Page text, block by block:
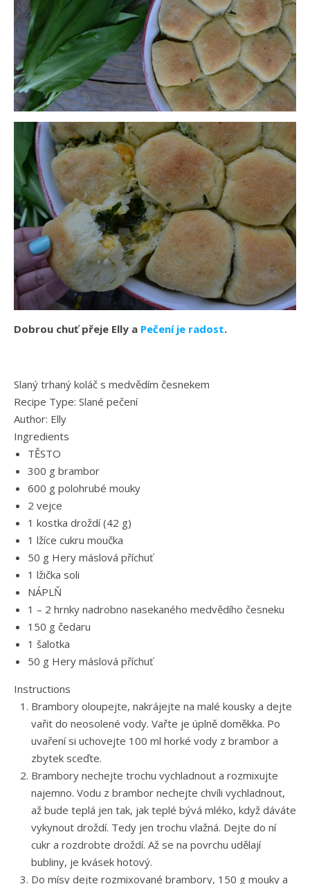
Dobrou chuť přeje Elly a Pečení je radost.
Slaný trhaný koláč s medvědím česnekem
Recipe Type: Slané pečení
Author: Elly
Ingredients
TĚSTO
300 g brambor
600 g polohrubé mouky
2 vejce
1 kostka droždí (42 g)
1 lžíce cukru moučka
50 g Hery máslová příchuť
1 lžička soli
NÁPLŇ
1 – 2 hrnky nadrobno nasekaného medvědího česneku
150 g čedaru
1 šalotka
50 g Hery máslová příchuť
Instructions
Brambory oloupejte, nakrájejte na malé kousky a dejte
vařit do neosolené vody. Vařte je úplně doměkka. Po
uvaření si uchovejte 100 ml horké vody z brambor a
zbytek sceďte.
Brambory nechejte trochu vychladnout a rozmixujte
najemno. Vodu z brambor nechejte chvíli vychladnout,
až bude teplá jen tak, jak teplé bývá mléko, když dáváte
vykynout droždí. Tedy jen trochu vlažná. Dejte do ní
cukr a rozdrobte droždí. Až se na povrchu udělají
bubliny, je kvásek hotový.
Do mísy dejte rozmixované brambory, 150 g mouky a